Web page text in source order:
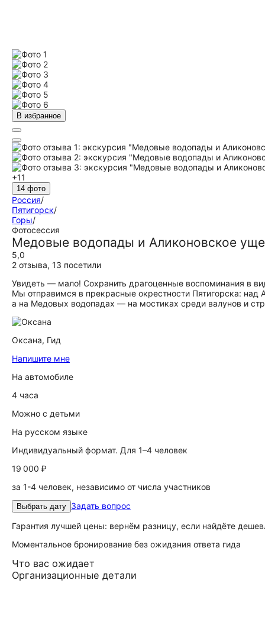
В избранное
+11
14 фото
Россия/
Пятигорск/
Горы/
Фотосессия
Медовые водопады и Аликоновское
5,0
2 отзыва, 13 посетили
Увидеть — мало! Сохранить драгоценные воспоминания в
Мы отправимся в прекрасные окрестности Пятигорска:
а на Медовых водопадах — на мостиках среди валунов и
Оксана, Гид
Напишите мне
На автомобиле
4 часа
Можно с детьми
На русском языке
Индивидуальный формат. Для 1–4 человек
19 000 ₽
за 1-4 человек, независимо от числа участников
Выбрать дату Задать вопрос
Гарантия лучшей цены: вернём разницу, если найдёте
Моментальное бронирование без ожидания ответа гида
Что вас ожидает
Организационные детали